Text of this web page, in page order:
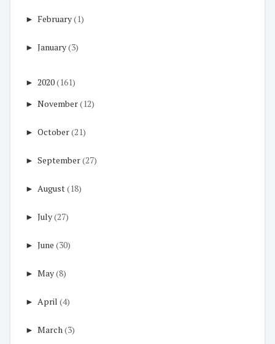
► February(1)
► January(3)
► 2020(161)
► November(12)
► October(21)
► September(27)
► August(18)
► July(27)
► June (30)
► May(8)
► April (4)
► March(3)